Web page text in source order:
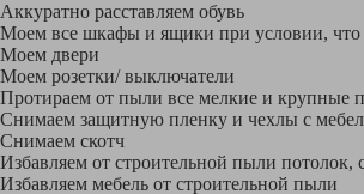
Аккуратно расставляем обувь
Моем все шкафы и ящики при условии, что
Моем двери
Моем розетки/ выключатели
Протираем от пыли все мелкие и крупные
Снимаем защитную пленку и чехлы с
Снимаем скотч
Избавляем от строительной пыли потолок,
Избавляем мебель от строительной пыли